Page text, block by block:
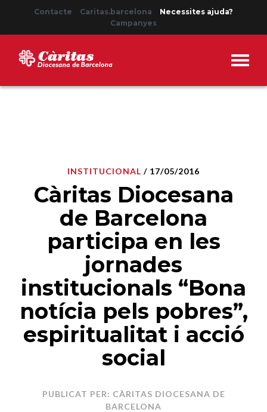
Contacte Caritas.barcelona
Necessites ajuda?
Campanyes
INSTITUCIONAL / 17/05/2016
Càritas Diocesana
de Barcelona
participa en les
jornades
institucionals “Bona
notícia pels pobres”,
espiritualitat i acció
social
PUBLICAT PER: CÀRITAS DIOCESANA DE
BARCELONA